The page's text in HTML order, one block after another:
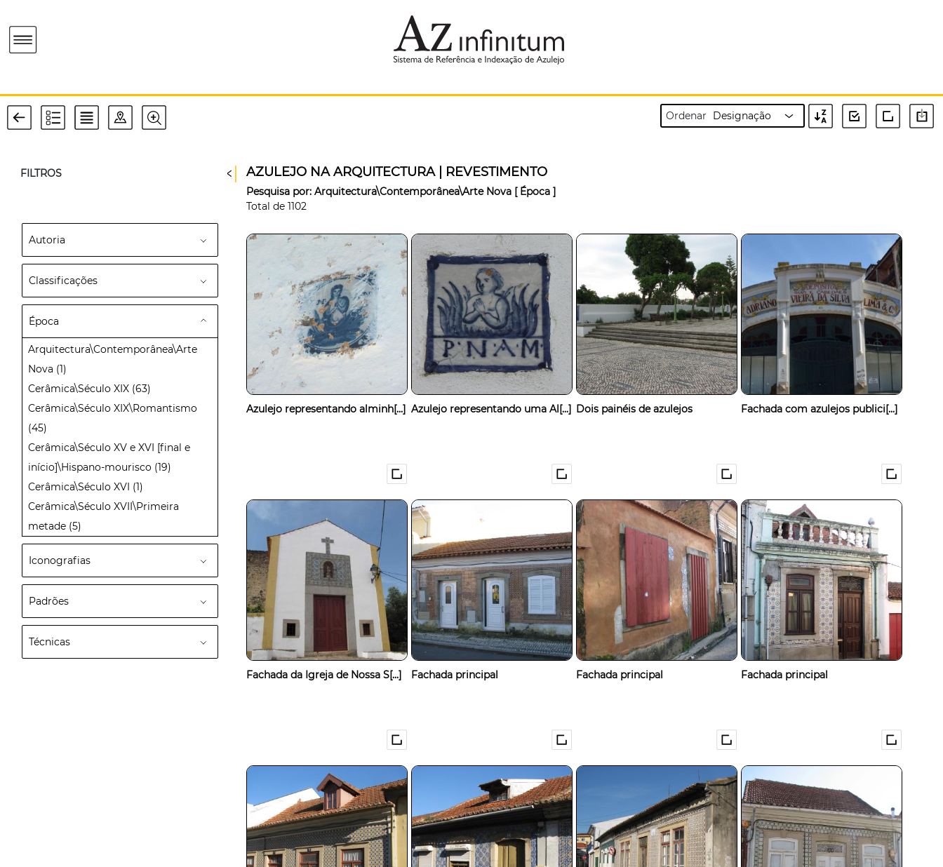
Ordenar
FILTROS
Autoria
Classificações
Época
Arquitectura\Contemporânea\Arte
Nova (1)
Cerâmica\Século XIX (63)
Cerâmica\Século XIX\Romantismo
(45)
Cerâmica\Século XV e XVI [final e
início]\Hispano-mourisco (19)
Cerâmica\Século XVI (1)
Cerâmica\Século XVII\Primeira
metade (5)
Iconografias
Padrões
Técnicas
AZULEJO NA ARQUITECTURA | REVESTIMENTO
Pesquisa por: Arquitectura\Contemporânea\Arte Nova [ Época ]
Total de 1102
Azulejo representando alminh[...] Azulejo representando uma Al[...] Dois painéis de azulejos Fachada com azulejos publici[...]
Fachada da Igreja de Nossa S[...] Fachada principal Fachada principal Fachada principal